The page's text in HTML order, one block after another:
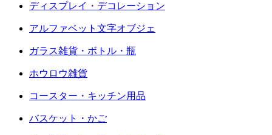
ディスプレイ・デコレーション
アルファベット文字オブジェ
ガラス雑貨・ボトル・瓶
ホウロウ雑貨
コースター・キッチン用品
バスケット・かご